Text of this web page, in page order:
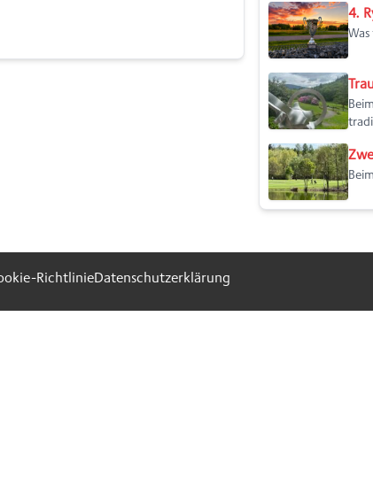
4.
RichtlinieDatenschutzerklärung